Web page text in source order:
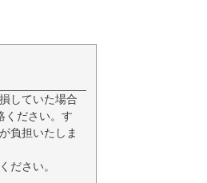
していた場合
ください。す
負担いたしま
ださい。